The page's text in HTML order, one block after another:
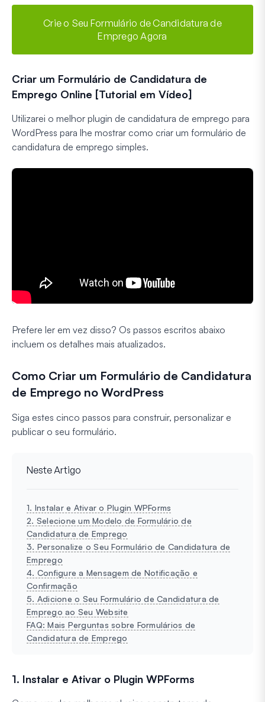
Crie o Seu Formulário de Candidatura de
Emprego Agora
Criar um Formulário de Candidatura de
Emprego Online [Tutorial em Vídeo]
Utilizarei o melhor plugin de candidatura de emprego para
WordPress para lhe mostrar como criar um formulário de
candidatura de emprego simples.
Prefere ler em vez disso? Os passos escritos abaixo
incluem os detalhes mais atualizados.
Como Criar um Formulário de Candidatura
de Emprego no WordPress
Siga estes cinco passos para construir, personalizar e
publicar o seu formulário.
Neste Artigo
1. Instalar e Ativar o Plugin WPForms
2. Selecione um Modelo de Formulário de
Candidatura de Emprego
3. Personalize o Seu Formulário de Candidatura de
Emprego
4. Configure a Mensagem de Notificação e
Confirmação
5. Adicione o Seu Formulário de Candidatura de
Emprego ao Seu Website
FAQ: Mais Perguntas sobre Formulários de
Candidatura de Emprego
1. Instalar e Ativar o Plugin WPForms